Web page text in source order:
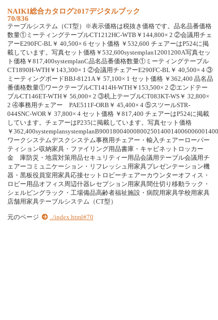
NAIKI総合カタ ログ2017デジタルブック
70/836
テーブルシステム （CT型 ） ※表示価格は税抜 き 価格です。 品名品番価格
数量① ミ ーテ ィ ングテーブルCT1212HC-WTB ￥ 144,800× 2 ②会議用チ ェ
アーE290FC-BL ￥ 40,500× 6 セ ッ ト 価格 ￥ 532,600 チ ェ アーはP524に掲
載 していま す。 写真セ ッ ト 価格 ￥ 532,600systemplan12001200A写真セ ッ
ト 価格 ￥ 817,400systemplanC品名品番価格数量① ミ ーテ ィ ングテーブル
CT1890H-WTH ￥ 143,300× 1 ②会議用チ ェ アーE290FC-BL ￥ 40,500× 4 ③
ミ ーテ ィ ングボー ドBBJ-8121A ￥ 57,100× 1 セ ッ ト 価格 ￥ 362,400 品名品
番価格数量①ワ ーク テーブルCT1414H-WTH ￥ 153,500× 2 ②エン ドテー
ブルCT146ET-WTH ￥ 56,000× 2 ③机上テーブルCT083KT-WS ￥ 32,800×
2 ④事務用チ ェ アー PAE511F-ORB ￥ 45,400× 4 ⑤スツールSTR-
044SNC-WOR ￥ 37,800× 4 セ ッ ト 価格 ￥ 817,400 チ ェ アーはP524に掲載
していま す。 チ ェ アーはP235に掲載 していま す。 写真セ ッ ト 価格
￥ 362,400systemplansystemplanB90018004000800250140014006006001400
ワ ーク システムデスク システム事務用チ ェ アー ・ 輸入チ ェ アー ロ ーパー
テ ィ シ ョ ン収納家具 ・ フ ァイ リ ング用品書庫 ・ キ ャ ビネ ッ ト ロ ッ カ ー
金
庫防災 ・ 地震対策用品セキ ュ リ テ ィ ー用品会議用 テーブル会議用チ
ェ アー コ ミ ュ ニケーシ ョ ン ・ リ フ レ ッ シ ュ 用家具プレゼンテーシ ョ ン機
器 ・ 黒板役員室用家具応接セ ッ ト ロ ビーチ ェ アーカ ウ ンタ ーオフ ィ ス ・
ロ ビー用品オフ ィ ス周 辺什器 レセプシ ョ ン用家具間仕切 り 移動ラ ッ ク ・
シ ェ ル ビングラ ッ ク ・ 工場備品高齢者福祉施設 ・ 病 院用家具学校用家具
店舗用家具テーブルシステム （CT型 ）
元のページ ../index.html#70